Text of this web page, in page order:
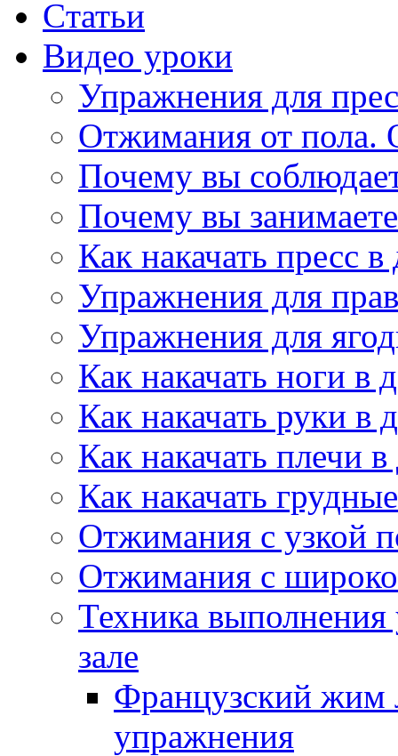
Cтатьи
Видео уроки
Упражнения для
Отжимания от пола.
Почему вы
Почему вы
Как накачать пресс
Упражнения для
Упражнения для
Как накачать ноги в
Как накачать руки в
Как накачать плечи
Как накачать
Отжимания с узкой
Отжимания с
Техника
зале
Французский жим
упражнения